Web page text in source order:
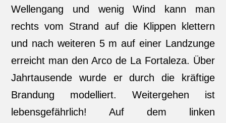
Wellengang und wenig Wind kann man
rechts vom Strand auf die Klippen klettern
und nach weiteren 5 m auf einer Landzunge
erreicht man den Arco de La Fortaleza. Über
Jahrtausende wurde er durch die kräftige
Brandung modelliert. Weitergehen ist
lebensgefährlich! Auf dem linken